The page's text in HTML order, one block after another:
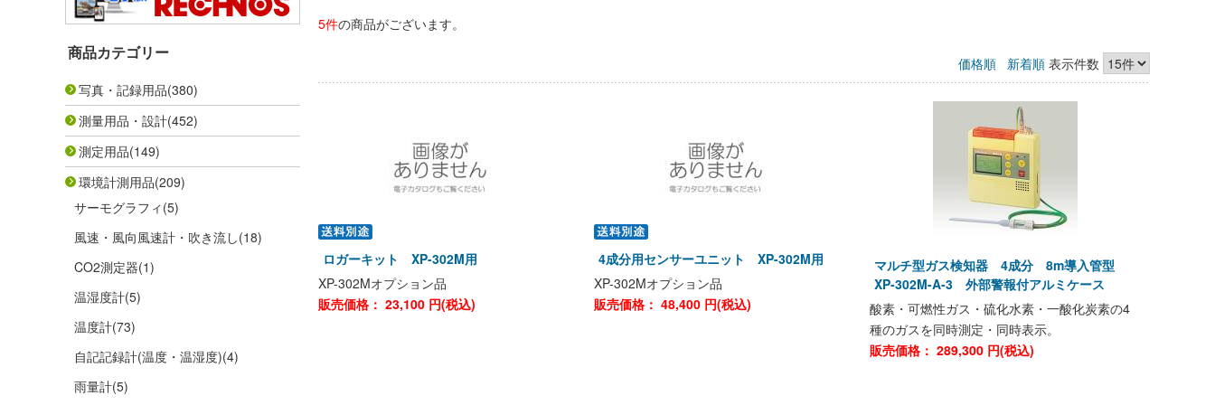
商品カテゴリー
写真・記録用品(380)
測量用品・設計(452)
測定用品(149)
環境計測用品(209)
サーモグラフィ (5)
風速・風向風速計・吹き流し(18)
CO2測定器(1)
温湿度計(5)
温度計(73)
自記記録計(温度・温湿度)(4)
雨量計(5)
5件の商品がございます。
価格順 新着順 表示件数
ロガーキット XP-302M用
XP-302Mオプション品
販売価格： 23,100 円(税込)
4成分用センサーユニット XP-302M用
XP-302Mオプション品
販売価格： 48,400 円(税込)
マルチ型ガス検知器 4成分 8m導入管型
XP-302M-A-3 外部警報付アルミケース
酸素・可燃性ガス・硫化水素・一酸化炭素の4
種のガスを同時測定・同時表示。
販売価格： 289,300 円(税込)